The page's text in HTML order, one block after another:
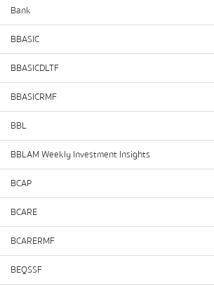
Bank
BBASIC
BBASICDLTF
BBASICRMF
BBL
BBLAM Weekly Investment Insights
BCAP
BCARE
BCARERMF
BEQSSF